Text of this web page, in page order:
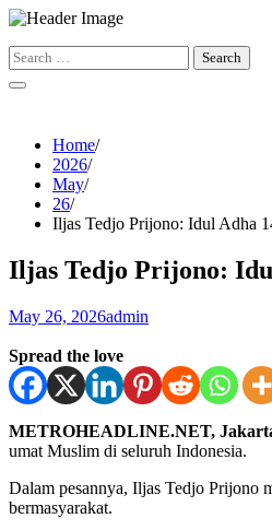
Skip
content
Search
for:
Home
2026
May
26
Iljas Tedjo Prijono: Idul Adha
Iljas Tedjo Prijono:
May 26, 2026admin
Spread the love
METROHEADLINE.NET,
umat Muslim di seluruh Indonesia.
Dalam pesannya, Iljas Tedjo Prijono
bermasyarakat.